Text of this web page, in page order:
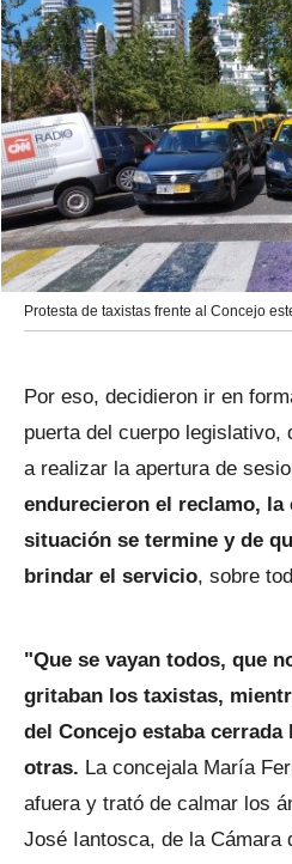
Protesta de taxistas frente al Concejo
Por eso, decidieron ir en
puerta del cuerpo legislativo,
a realizar la apertura de
endurecieron el reclamo, la
situación se termine y de
brindar el servicio, sobre
"Que se vayan todos, que
gritaban los taxistas,
del Concejo estaba
otras. La concejala María
afuera y trató de calmar los
José Iantosca, de la Cámara